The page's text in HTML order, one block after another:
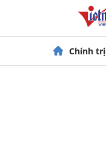
Chính trị